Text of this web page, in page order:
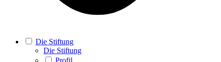
Die Stiftung
Die Stiftung
Profil